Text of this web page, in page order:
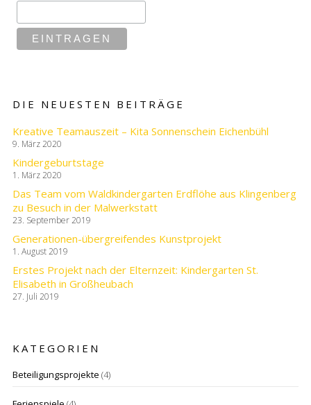
DIE NEUESTEN BEITRÄGE
Kreative Teamauszeit – Kita Sonnenschein Eichenbühl
9. März 2020
Kindergeburtstage
1. März 2020
Das Team vom Waldkindergarten Erdflöhe aus Klingenberg
zu Besuch in der Malwerkstatt
23. September 2019
Generationen-übergreifendes Kunstprojekt
1. August 2019
Erstes Projekt nach der Elternzeit: Kindergarten St.
Elisabeth in Großheubach
27. Juli 2019
KATEGORIEN
Beteiligungsprojekte (4)